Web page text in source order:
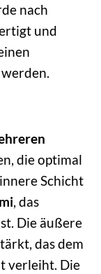
nach
und
die optimal
Schicht
, das
Die äußere
das dem
verleiht. Die